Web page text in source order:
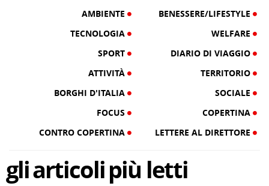
AMBIENTE
BENESSERE/LIFESTYLE
TECNOLOGIA
WELFARE
SPORT
DIARIO DI VIAGGIO
ATTIVITÀ
TERRITORIO
BORGHI D'ITALIA
SOCIALE
FOCUS
COPERTINA
CONTRO COPERTINA
LETTERE AL DIRETTORE
gliarticolipiù letti